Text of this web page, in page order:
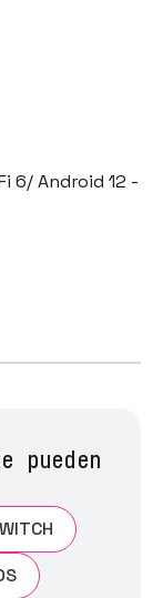
6/ Android 12 -
pueden